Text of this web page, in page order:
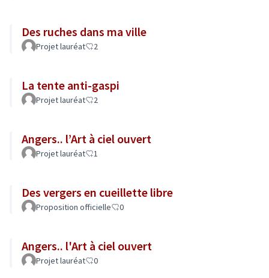
Des ruches dans ma ville
Projet lauréat 2
La tente anti-gaspi
Projet lauréat 2
Angers.. l’Art à ciel ouvert
Projet lauréat 1
Des vergers en cueillette libre
Proposition officielle 0
Angers.. l'Art à ciel ouvert
Projet lauréat 0